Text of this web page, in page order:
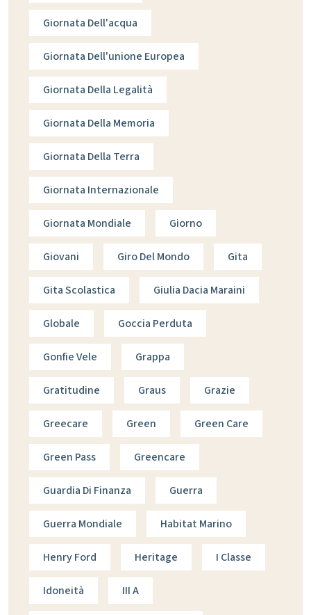
Giornata Dell'acqua
Giornata Dell'unione Europea
Giornata Della Legalità
Giornata Della Memoria
Giornata Della Terra
Giornata Internazionale
Giornata Mondiale Giorno
Giovani Giro Del Mondo Gita
Gita Scolastica Giulia Dacia Maraini
Globale Goccia Perduta
Gonfie Vele Grappa
Gratitudine Graus Grazie
Greecare Green Green Care
Green Pass Greencare
Guardia Di Finanza Guerra
Guerra Mondiale Habitat Marino
Henry Ford Heritage I Classe
Idoneità III A